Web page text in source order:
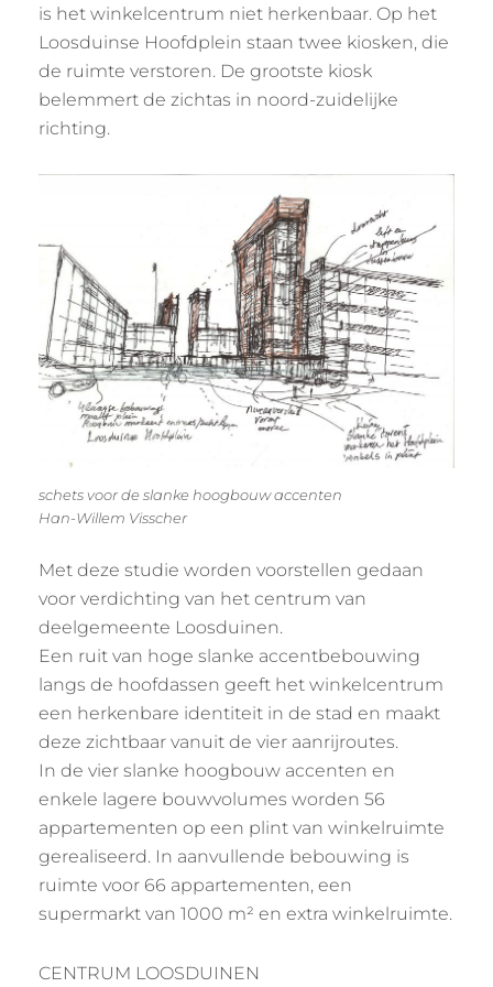
is het winkelcentrum niet herkenbaar. Op het
Loosduinse Hoofdplein staan twee kiosken, die
de ruimte verstoren. De grootste kiosk
belemmert de zichtas in noord-zuidelijke
richting.
schets voor de slanke hoogbouw accenten
Han-Willem Visscher
Met deze studie worden voorstellen gedaan
voor verdichting van het centrum van
deelgemeente Loosduinen.
Een ruit van hoge slanke accentbebouwing
langs de hoofdassen geeft het winkelcentrum
een herkenbare identiteit in de stad en maakt
deze zichtbaar vanuit de vier aanrijroutes.
In de vier slanke hoogbouw accenten en
enkele lagere bouwvolumes worden 56
appartementen op een plint van winkelruimte
gerealiseerd. In aanvullende bebouwing is
ruimte voor 66 appartementen, een
supermarkt van 1000 m² en extra winkelruimte.
CENTRUM LOOSDUINEN